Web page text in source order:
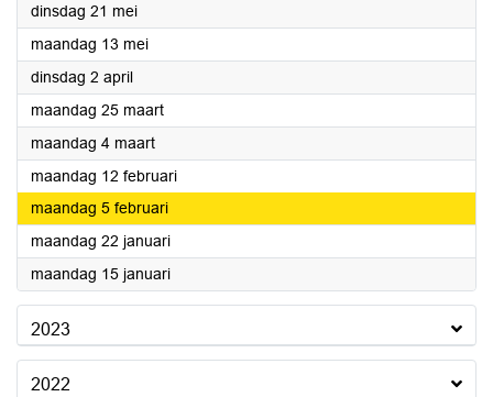
dinsdag 21 mei2024
maandag 13 mei2024
dinsdag 2 april2024
maandag 25 maart2024
maandag 4 maart2024
maandag 12 februari2024
maandag 5 februari2024
maandag 22 januari2024
maandag 15 januari2024
2023
2022